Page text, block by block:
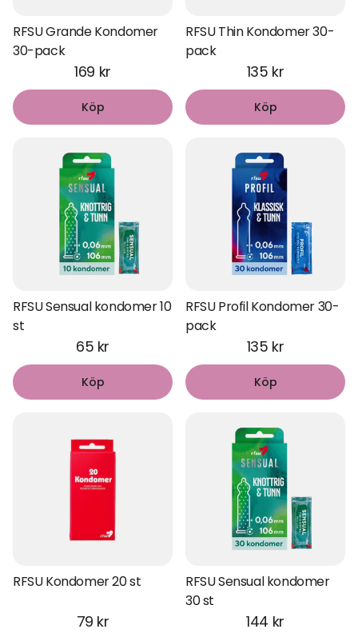
RFSU Grande Kondomer
30-pack
169 kr
Köp
RFSU Thin Kondomer 30-
pack
135 kr
Köp
RFSU Sensual kondomer 10
st
65 kr
Köp
RFSU Profil Kondomer 30-
pack
135 kr
Köp
RFSU Kondomer 20 st
79 kr
RFSU Sensual kondomer
30 st
144 kr